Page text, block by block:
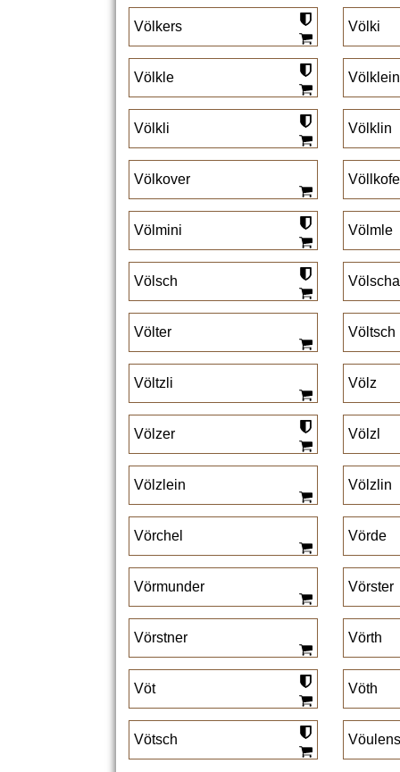
Völkers Völki
Völkle Völklein
Völkli Völklin
Völkover
Völmini Völmle
Völsch
Völter Völtsch
Völtzli Völz
Völzer Völzl
Völzlein Völzlin
Vörchel Vörde
Vörmunder Vörster
Vörstner Vörth
Vöt Vöth
Vötsch